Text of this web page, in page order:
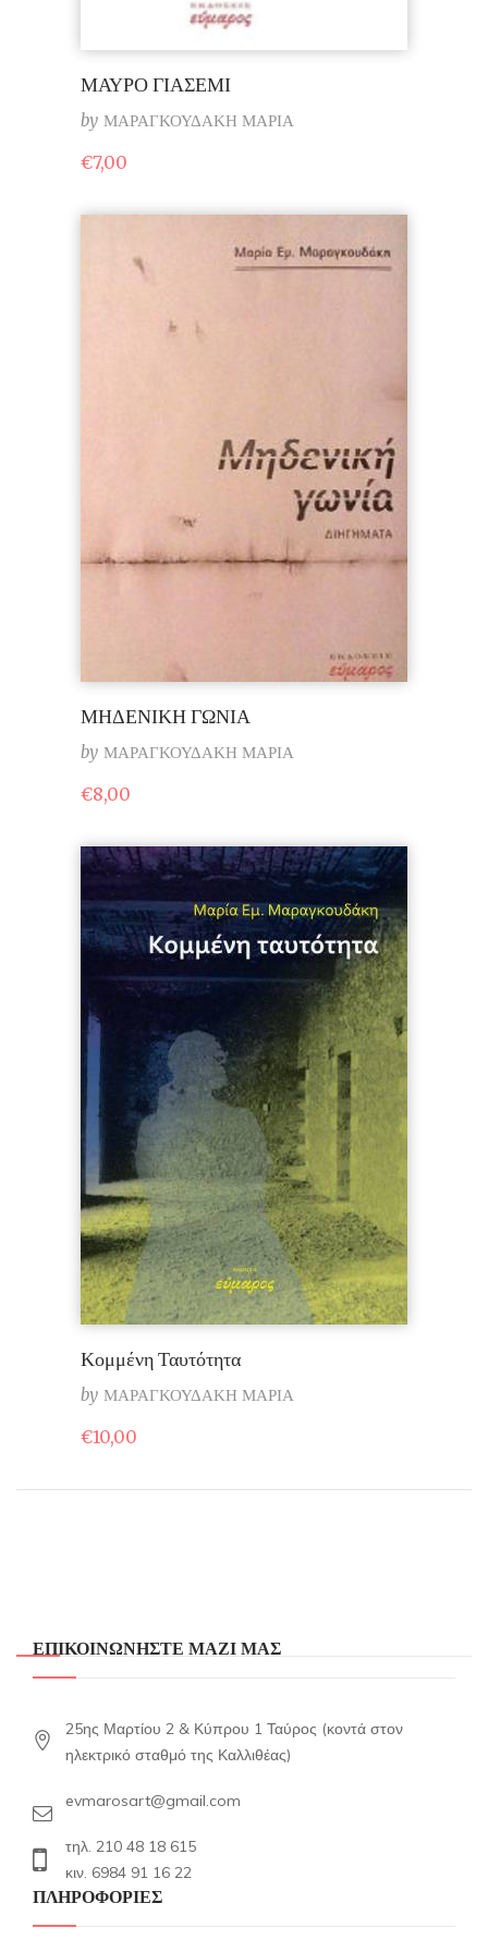
ΜΑΥΡΟ ΓΙΑΣΕΜΙ
by ΜΑΡΑΓΚΟΥΔΑΚΗ ΜΑΡΙΑ
€7,00
ΜΗΔΕΝΙΚΗ ΓΩΝΙΑ
by ΜΑΡΑΓΚΟΥΔΑΚΗ ΜΑΡΙΑ
€8,00
Κομμένη Ταυτότητα
by ΜΑΡΑΓΚΟΥΔΑΚΗ ΜΑΡΙΑ
€10,00
ΕΠΙΚΟΙΝΩΝΗΣΤΕ ΜΑΖΙ ΜΑΣ
25ης Μαρτίου 2 & Κύπρου 1 Ταύρος (κοντά στον
ηλεκτρικό σταθμό της Καλλιθέας)
evmarosart@gmail.com
τηλ. 210 48 18 615
κιν. 6984 91 16 22
ΠΛΗΡΟΦΟΡΙΕΣ